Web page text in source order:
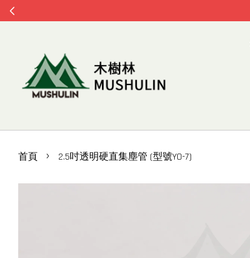
首頁 › 2.5吋透明硬直集塵管 (型號YO-7)